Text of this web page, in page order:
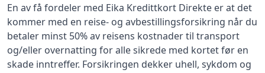
En av få fordeler med Eika Kredittkort Direkte er at det
kommer med en reise- og avbestillingsforsikring når du
betaler minst 50% av reisens kostnader til transport
og/eller overnatting for alle sikrede med kortet før en
skade inntreffer. Forsikringen dekker uhell, sykdom og